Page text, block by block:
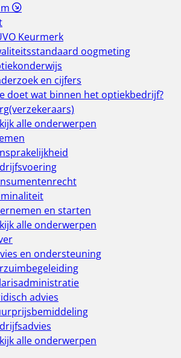
Keurmerk
oogmeting
en cijfers
doet wat binnen het optiekbedrijf?
alle onderwerpen
en starten
alle onderwerpen
en ondersteuning
advies
alle onderwerpen